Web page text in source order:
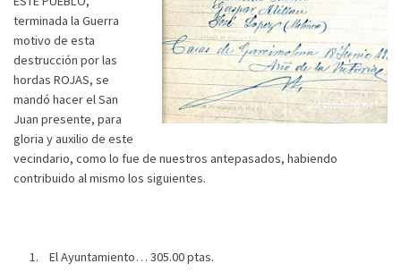
terminada la Guerra
motivo de esta
destrucción por las
hordas ROJAS, se
mandó hacer el San
Juan presente, para
gloria y auxilio de este
vecindario, como lo fue de nuestros antepasados, habiendo
contribuido al mismo los siguientes.
El Ayuntamiento… 305.00 ptas.